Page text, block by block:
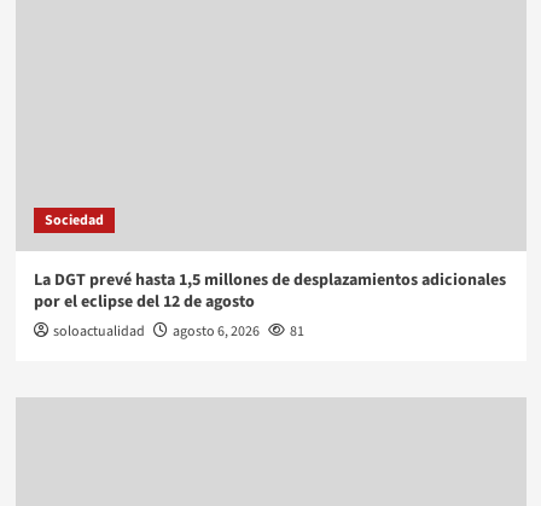
Sociedad
La DGT prevé hasta 1,5 millones de desplazamientos adicionales
por el eclipse del 12 de agosto
soloactualidad agosto 6, 2026 81